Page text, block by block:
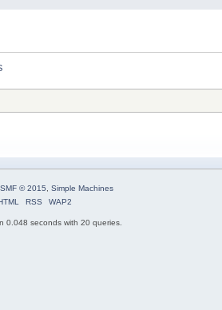
SMF © 2015, Simple Machines
RSS WAP2
0.048 seconds with 20 queries.